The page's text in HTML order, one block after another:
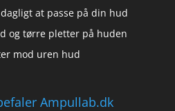
at passe på din hud
og tørre pletter på huden
mod uren hud
Ampullab.dk